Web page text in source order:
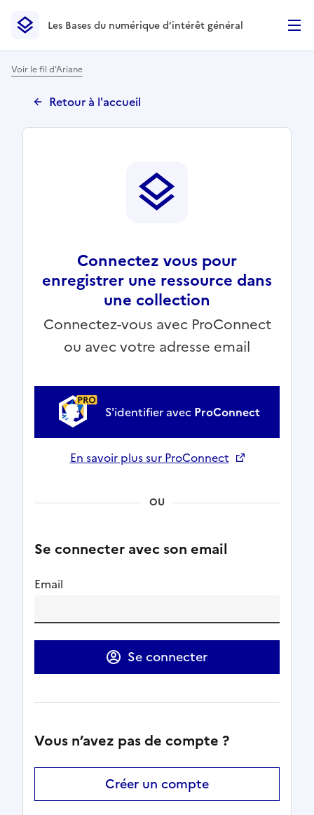
Les Bases du numérique d’intérêt général- Retour à la
Les Bases du numérique d’intérêt général
Voir le fil d'Ariane
Retour à l'accueil
Connectez vous pour
enregistrer une ressource dans
une collection
Connectez-vous avec ProConnect
ou avec votre adresse email
S'identifier avec ProConnect
En savoir plus sur ProConnect
OU
Se connecter avec son email
Email
Se connecter
Vous n’avez pas de compte ?
Créer un compte